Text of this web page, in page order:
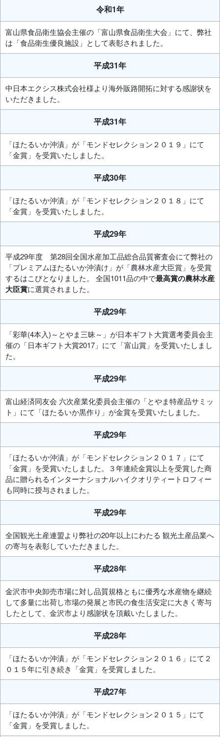
令和1年
富山県食品衛生協会主催の「富山県食品衛生大会」にて、弊社
は「食品衛生優良施設」として表彰されました。
平成31年
中日本エクシス株式会社様より海外販路開拓に対する感謝状を
いただきました。
平成31年
「ほたるいか沖漬」が「モンドセレクション２０１９」にて
「金賞」を受賞いたしました。
平成30年
「ほたるいか沖漬」が「モンドセレクション２０１８」にて
「金賞」を受賞いたしました。
平成29年
平成29年度 第28回全国水産加工品総合品質審査会にて弊社の
「プレミアムほたるいか沖漬け」が「農林水産大臣賞」を受賞
するはこびとなりました。 全国1011品の中で最高賞の農林水産
大臣賞に選賞されました。
平成29年
「彩華(4本入)～とやま三昧～」が日本ギフト大賞選考委員会主
催の「日本ギフト大賞2017」にて「富山賞」を受賞いたしまし
た。
平成29年
富山経済同友会 六次産業化委員会主催の「とやま特産品サミッ
ト」にて「ほたるいか黒作り」が金賞を受賞いたしました。
平成29年
「ほたるいか沖漬」が「モンドセレクション２０１７」にて
「金賞」を受賞いたしました。３年連続金賞以上を受賞した商
品に贈られるインターナショナルハイクオリティートロフィー
も同時に授与されました。
平成29年
全国観光土産連盟より弊社の20年以上にわたる 観光土産品業へ
の寄与を表彰していただきました。
平成28年
金沢市中央卸売市場に対し品質規格ともに優秀な水産物を継続
して多量に出荷し市場の発展と市民の食生活安定に大きく寄与
したとして、金沢市より感謝状を頂戴いたしました。
平成28年
「ほたるいか沖漬」が「モンドセレクション２０１６」にて２
０１５年に引き続き「金賞」を受賞しました。
平成27年
「ほたるいか沖漬」が「モンドセレクション２０１５」にて
「金賞」を受賞しました。